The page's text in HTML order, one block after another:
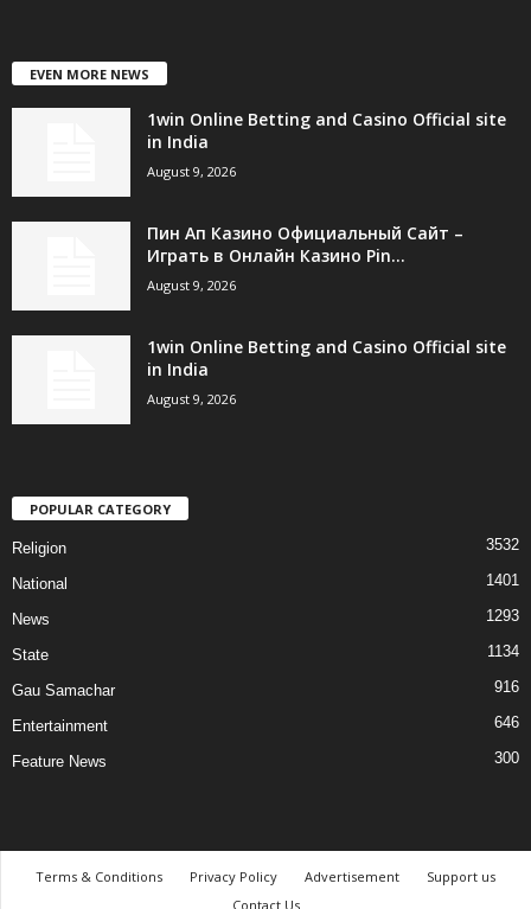
EVEN MORE NEWS
1win Online Betting and Casino Official site
in India
August 9, 2026
Пин Ап Казино Официальный Сайт –
Играть в Онлайн Казино Pin...
August 9, 2026
1win Online Betting and Casino Official site
in India
August 9, 2026
POPULAR CATEGORY
Religion 3532
National 1401
News 1293
State 1134
Gau Samachar 916
Entertainment 646
Feature News 300
Terms & Conditions Privacy Policy Advertisement
Support us
Contact Us